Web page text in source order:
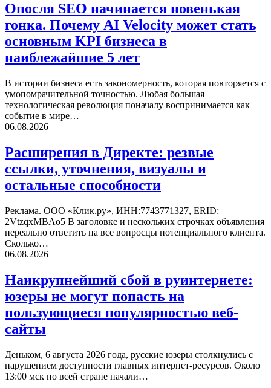
Опосля SEO начинается новенькая
гонка. Почему AI Velocity может стать
основным KPI бизнеса в
наиблежайшие 5 лет
В истории бизнеса есть закономерность, которая повторяется с
умопомрачительной точностью. Любая большая
технологическая революция поначалу воспринимается как
событие в мире…
06.08.2026
Расширения в Директе: резвые
ссылки, уточнения, визуалы и
остальные способности
Реклама. ООО «Клик.ру», ИНН:7743771327, ERID:
2VtzqxMBAo5 В заголовке и нескольких строчках объявления
нереально ответить на все вопросцы потенциального клиента.
Сколько…
06.08.2026
Наикрупнейший сбой в руинтернете:
юзеры не могут попасть на
пользующиеся популярностью веб-
сайты
Деньком, 6 августа 2026 года, русские юзеры столкнулись с
нарушением доступности главных интернет-ресурсов. Около
13:00 мск по всей стране начали…